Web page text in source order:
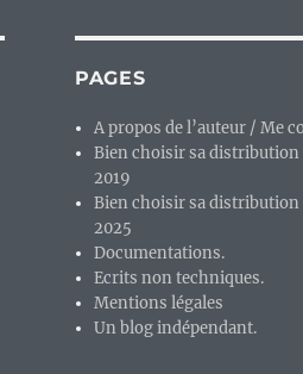
PAGES
A propos de l’auteur / Me
Bien choisir sa
2019
Bien choisir sa
2025
Documentations.
Ecrits non techniques.
Mentions légales
Un blog indépendant.